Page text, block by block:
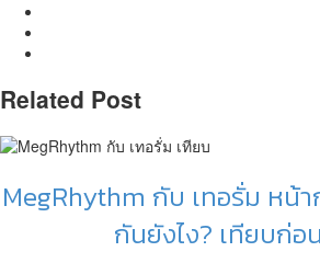
Related Post
MegRhythm กับ เทอรั่ม หน้า
กันยังไง? เทียบก่อ